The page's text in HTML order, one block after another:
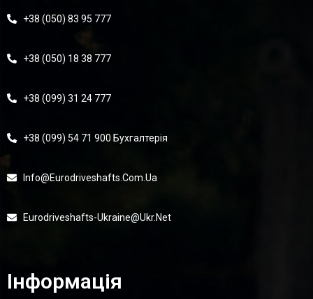
+38 (050) 83 95 777
+38 (050) 18 38 777
+38 (099) 31 24 777
+38 (099) 54 71 900 Бухгалтерія
Info@eurodriveshafts.com.ua
Eurodriveshafts-Ukraine@ukr.net
Інформація